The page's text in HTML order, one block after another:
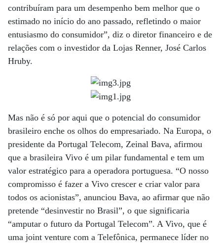
contribuíram para um desempenho bem melhor que o
estimado no início do ano passado, refletindo o maior
entusiasmo do consumidor”, diz o diretor financeiro e de
relações com o investidor da Lojas Renner, José Carlos
Hruby.
Mas não é só por aqui que o potencial do consumidor
brasileiro enche os olhos do empresariado. Na Europa, o
presidente da Portugal Telecom, Zeinal Bava, afirmou
que a brasileira Vivo é um pilar fundamental e tem um
valor estratégico para a operadora portuguesa. “O nosso
compromisso é fazer a Vivo crescer e criar valor para
todos os acionistas”, anunciou Bava, ao afirmar que não
pretende “desinvestir no Brasil”, o que significaria
“amputar o futuro da Portugal Telecom”. A Vivo, que é
uma joint venture com a Telefônica, permanece líder no